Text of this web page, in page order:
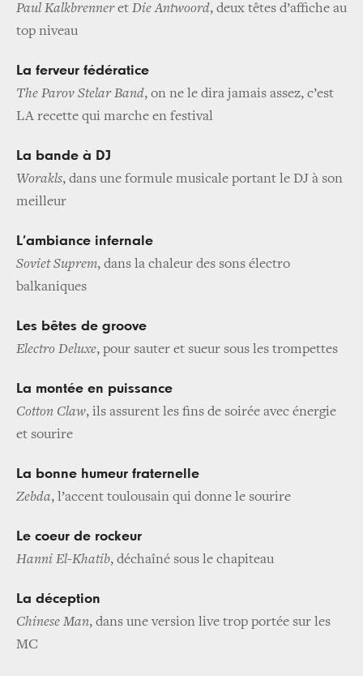
Paul Kalkbrenneret Die Antwoord, deux têtes d’affiche au
top niveau
La ferveur fédératice
The Parov Stelar Band, on ne le dira jamais assez, c’est
LA recette qui marche en festival
La bande à DJ
Worakls, dans une formule musicale portant le DJ à son
meilleur
L’ambiance infernale
Soviet Suprem, dans la chaleur des sons électro
balkaniques
Les bêtes de groove
Electro Deluxe, pour sauter et sueur sous les trompettes
La montée en puissance
Cotton Claw, ils assurent les fins de soirée avec énergie
et sourire
La bonne humeur fraternelle
Zebda, l’accent toulousain qui donne le sourire
Le coeur de rockeur
Hanni El-Khatib, déchaîné sous le chapiteau
La déception
Chinese Man, dans une version live trop portée sur les
MC